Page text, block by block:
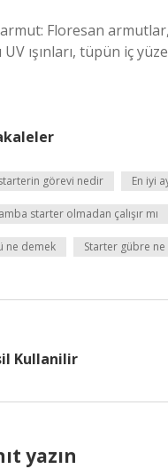
Floresan armutlar,
ışınları, tüpün iç
görevi nedir En iyi
starter olmadan çalışır mı
ne demek Starter gübre
Kullanilir
yazın